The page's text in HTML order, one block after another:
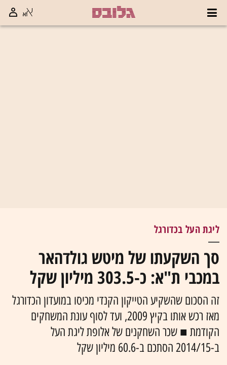
ליגת העל בכדורגל
סך השקעתו של מיטש גולדהאר
במכבי ת"א: כ-303.5 מיליון שקל
זה הסכום שהשקיע הטייקון הקנדי מכיסו במועדון הכדורגל
מאז רכש אותו בקיץ 2009, ועד לסוף עונת המשחקים
הקודמת ■ שכר השחקנים של אלופת ליגת העל
ב-2014/15 הסתכם ב-60.6 מיליון שקל